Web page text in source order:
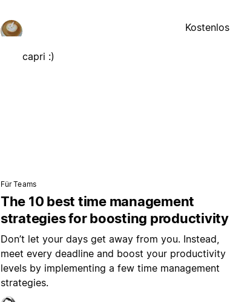
capri :)
Kostenlos
Für Teams
The 10 best time management
strategies for boosting productivity
Don’t let your days get away from you. Instead,
meet every deadline and boost your productivity
levels by implementing a few time management
strategies.